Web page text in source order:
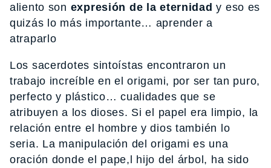
aliento son expresión de la eternidad y eso es
quizás lo más importante… aprender a
atraparlo
Los sacerdotes sintoístas encontraron un
trabajo increíble en el origami, por ser tan puro,
perfecto y plástico… cualidades que se
atribuyen a los dioses. Si el papel era limpio, la
relación entre el hombre y dios también lo
seria. La manipulación del origami es una
oración donde el pape,l hijo del árbol, ha sido